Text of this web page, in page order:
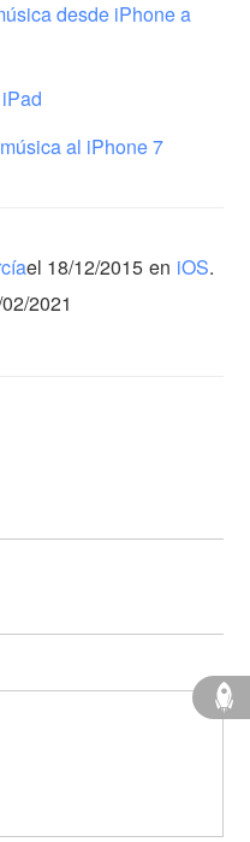
desde iPhone a
al iPhone 7
el 18/12/2015 en iOS.
2021